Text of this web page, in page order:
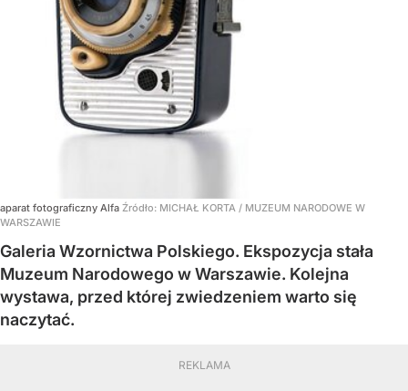
aparat fotograficzny Alfa Źródło: MICHAŁ KORTA / MUZEUM NARODOWE W
WARSZAWIE
Galeria Wzornictwa Polskiego. Ekspozycja stała
Muzeum Narodowego w Warszawie. Kolejna
wystawa, przed której zwiedzeniem warto się
naczytać.